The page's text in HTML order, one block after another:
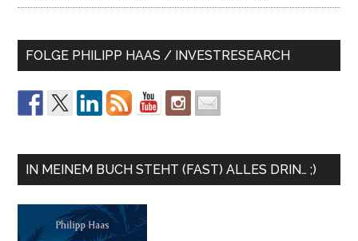
FOLGE PHILIPP HAAS / INVESTRESEARCH
IN MEINEM BUCH STEHT (FAST) ALLES DRIN… ;)